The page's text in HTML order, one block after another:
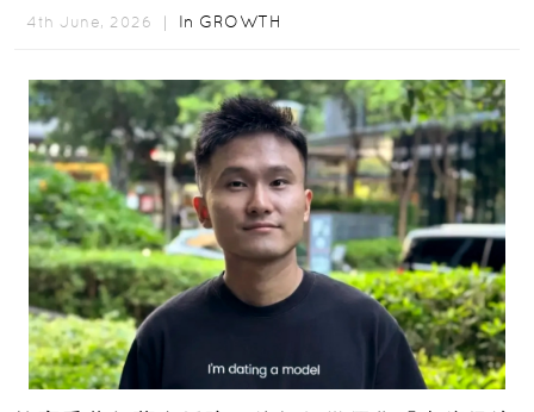
4th June, 2026 ｜ In GROWTH